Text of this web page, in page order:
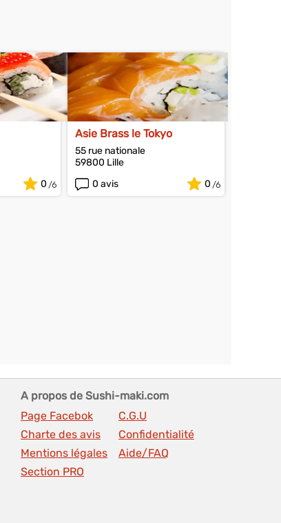
0
Asie Brass le Tokyo
55 rue nationale
59800 Lille
0 avis
0
A propos de Sushi-maki.com
Page Facebok
C.G.U
Charte des avis
Confidentialité
Mentions légales
Aide/FAQ
Section PRO